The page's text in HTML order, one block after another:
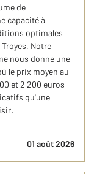
de
capacité à
optimales
Notre
nous donne une
le prix moyen au
et 2 200 euros
qu'une
01 août 2026